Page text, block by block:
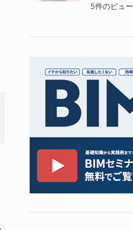
5件のビュー